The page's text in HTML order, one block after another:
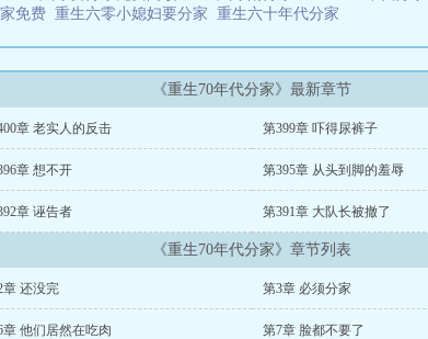
免费 重生六零小媳妇要分家 重生六十年代分家
《重生70年代分家》最新章节
章 老实人的反击 第399章 吓得尿裤子
章 想不开 第395章 从头到脚的羞辱
章 诬告者 第391章 大队长被撤了
《重生70年代分家》章节列表
章 还没完 第3章 必须分家
章 他们居然在吃肉 第7章 脸都不要了